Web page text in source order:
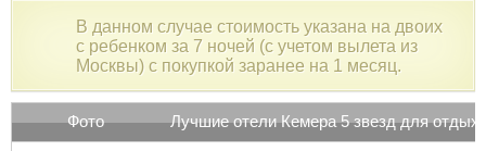
В данном случае стоимость указана на двоих
с ребенком за 7 ночей (с учетом вылета из
Москвы) с покупкой заранее на 1 месяц.
Фото Лучшие отели Кемера 5 звезд для